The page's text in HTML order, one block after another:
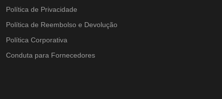
Política de Privacidade
Política de Reembolso e Devolução
Política Corporativa
Conduta para Fornecedores